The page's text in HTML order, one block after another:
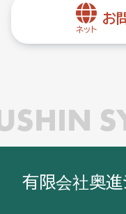
ネット
お
有限会社奥進